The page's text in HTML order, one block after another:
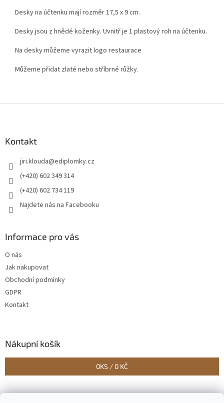
Desky na účtenku mají rozměr 17,5 x 9 cm.
Desky jsou z hnědé koženky. Uvnitř je 1 plastový roh na účtenku.
Na desky můžeme vyrazit logo restaurace
Můžeme přidat zlaté nebo stříbrné růžky.
Kontakt
jiri.klouda@ediplomky.cz
(+420) 602 349 314
(+420) 602 734 119
Najdete nás na Facebooku
Informace pro vás
O nás
Jak nakupovat
Obchodní podmínky
GDPR
Kontakt
Nákupní košík
0KS / 0 KČ